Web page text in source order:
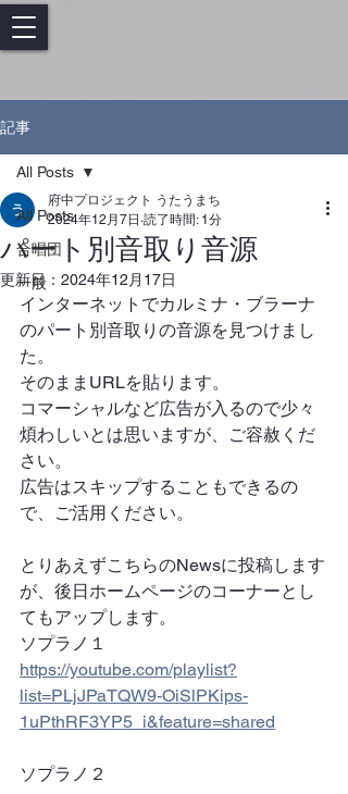
記事
All Posts
合唱団
一般
All Posts
パート別音取り音源
府中プロジェクト うたうまち
2024年12月7日 読了時間: 1分
更新日： 2024年12月17日
インターネットでカルミナ・ブラーナ
のパート別音取りの音源を見つけまし
た。
そのままURLを貼ります。
コマーシャルなど広告が入るので少々
煩わしいとは思いますが、ご容赦くだ
さい。
広告はスキップすることもできるの
で、ご活用ください。
とりあえずこちらのNewsに投稿します
が、後日ホームページのコーナーとし
てもアップします。
ソプラノ１
https://youtube.com/playlist?
list=PLjJPaTQW9-OiSlPKips-
1uPthRF3YP5_i&feature=shared
ソプラノ２